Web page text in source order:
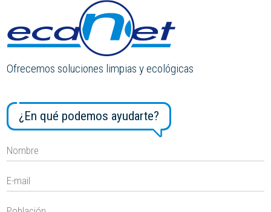
Ofrecemos soluciones limpias y ecológicas
¿En qué podemos ayudarte?